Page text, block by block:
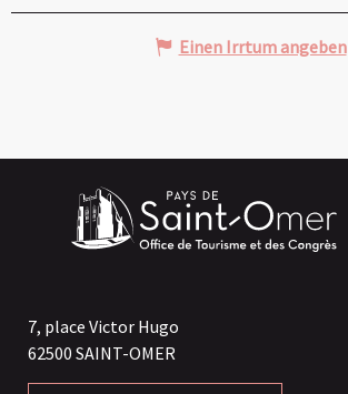
Einen Irrtum angeben
7, place Victor Hugo
62500 SAINT-OMER